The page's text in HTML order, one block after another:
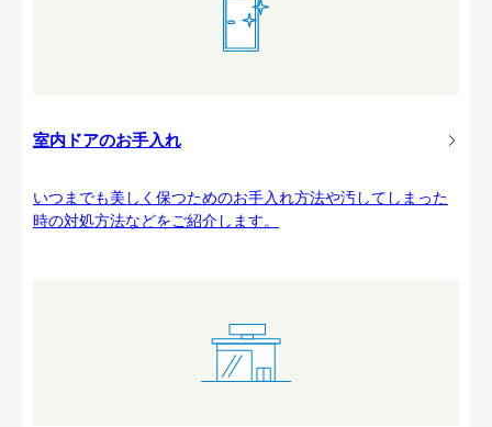
室内ドアのお手入れ
いつまでも美しく保つためのお手入れ方法や汚してしまった
時の対処方法などをご紹介します。